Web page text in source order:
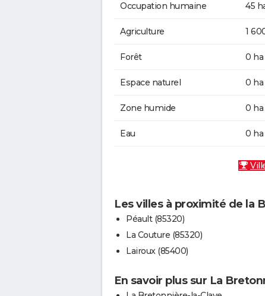
Occupation humaine 45
Agriculture 1
Forêt 0 ha
Espace naturel 0 ha
Zone humide 0 ha
Eau 0 ha
Les villes à proximité de la
Péault (85320)
La Couture (85320)
Lairoux (85400)
En savoir plus sur La